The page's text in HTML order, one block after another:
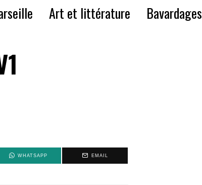
Art et littérature Bavardages
WHATSAPP EMAIL